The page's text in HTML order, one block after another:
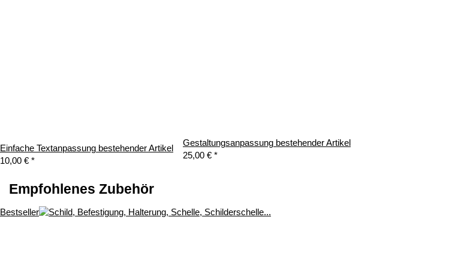
Einfache Textanpassung bestehender Artikel
10,00 € *
Gestaltungsanpassung bestehender Artikel
25,00 € *
Empfohlenes Zubehör
Bestseller